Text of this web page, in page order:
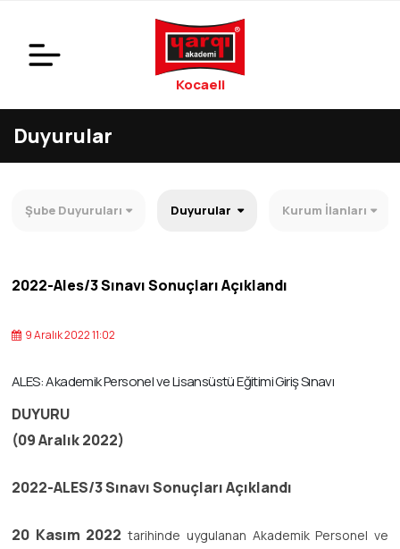
Kocaeli
Duyurular
Şube Duyuruları Duyurular Kurum İlanları
2022-Ales/3 Sınavı Sonuçları Açıklandı
9 Aralık 2022 11:02
ALES: Akademik Personel ve Lisansüstü Eğitimi Giriş Sınavı
DUYURU
(09 Aralık 2022)
2022-ALES/3 Sınavı Sonuçları Açıklandı
20 Kasım 2022 tarihinde uygulanan Akademik Personel ve